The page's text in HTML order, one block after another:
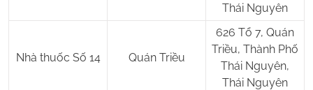
Thái Nguyên
Nhà thuốc Số 14 Quán Triều
626 Tổ 7, Quán
Triều, Thành Phố
Thái Nguyên,
Thái Nguyên